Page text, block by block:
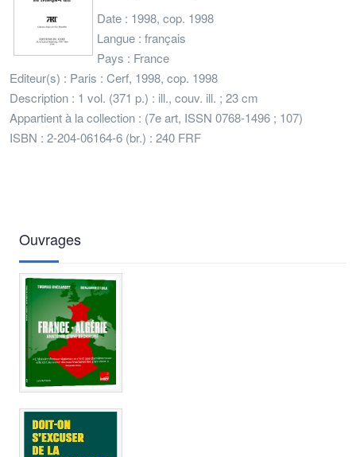
Date : 1998, cop. 1998
Langue : français
Pays : France
Editeur(s) : Paris : Cerf, 1998, cop. 1998
Description : 1 vol. (371 p.) : ill., couv. ill. ; 23 cm
Appartient à la collection : (7e art, ISSN 0768-1496 ; 107)
ISBN : 2-204-06164-6 (br.) : 240 FRF
Ouvrages